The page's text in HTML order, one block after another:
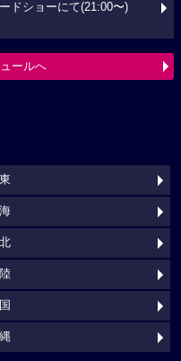
ドショーにて(21:00〜)
ールへ